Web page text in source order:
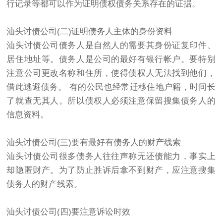
行记录等都可以作为证明债权债务关系存在的证据。
汕头讨债公司 (二)证明债务人主体的身份资料
汕头讨债公司债务人是自然人的需要其身份证复印件、
居住地址等。债务人是公司的最好有银行帐户。要特别
注意公司更改名称和住所，使得债权人无法找到他们，
借此逃避债务。 有的公民也经常迁移住地户籍，时间长
了就查无其人。所以债权人必须注意保留搜集债务人的
信息资料。
汕头讨债公司(三)要有最好有债务人的财产线索
汕头讨债公司很多债务人往往声称无还债能力，事实上
却隐匿财产。为了防止胜诉后拿不到财产，应注意搜集
债务人的财产线索。
汕头讨债公司(四)要注意诉讼时效